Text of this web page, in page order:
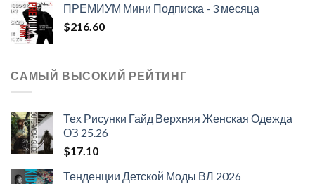
$20.52.
ПРЕМИУМ Мини Подписка - 3 месяца
$216.60
САМЫЙ ВЫСОКИЙ РЕЙТИНГ
Тех Рисунки Гайд Верхняя Женская Одежда
ОЗ 25.26
$17.10
Тенденции Детской Моды ВЛ 2026